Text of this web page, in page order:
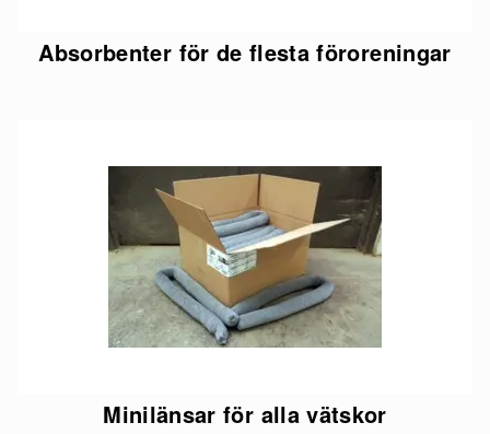
Absorbenter för de flesta föroreningar
Minilänsar för alla vätskor